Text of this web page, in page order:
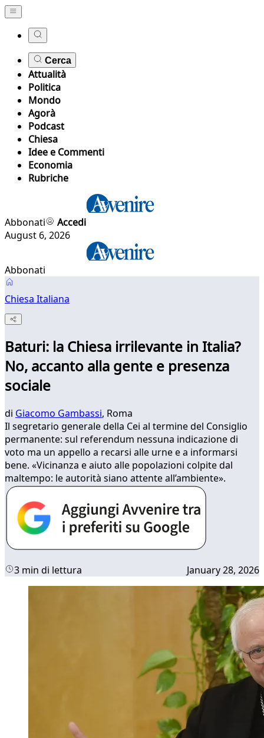
Cerca
Attualità
Politica
Mondo
Agorà
Podcast
Chiesa
Idee e Commenti
Economia
Rubriche
Abbonati
Accedi
August 6, 2026
Abbonati
Chiesa Italiana
Baturi: la Chiesa irrilevante in Italia?
No, accanto alla gente e presenza
sociale
di Giacomo Gambassi, Roma
Il segretario generale della Cei al termine del Consiglio
permanente: sul referendum nessuna indicazione di
voto ma un appello a recarsi alle urne e a informarsi
bene. «Vicinanza e aiuto alle popolazioni colpite dal
maltempo: le autorità siano attente all’ambiente».
3 min di lettura January 28, 2026